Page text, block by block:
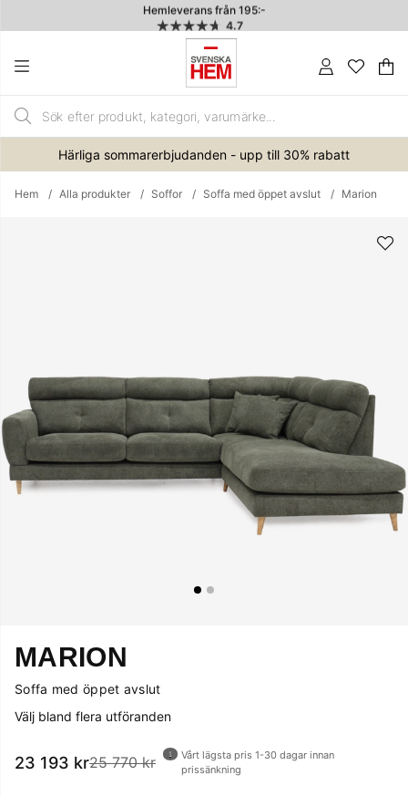
Hemleverans från 195:-
4.7
.
Härliga sommarerbjudanden - upp till 30% rabatt
Hem Alla produkter Soffor Soffa med öppet avslut Marion
MARION
Soffa med öppet avslut
Välj bland flera utföranden
23 193 kr25 770 kr
Vårt lägsta pris 1-30 dagar innan
prissänkning